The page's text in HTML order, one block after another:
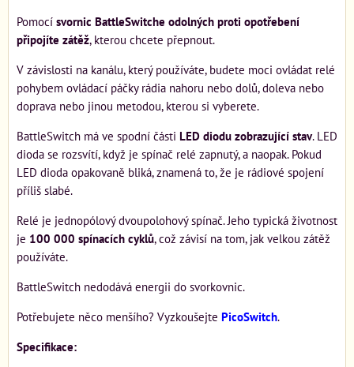
Pomocí svornic BattleSwitche odolných proti opotřebení
připojíte zátěž, kterou chcete přepnout.
V závislosti na kanálu, který používáte, budete moci ovládat relé
pohybem ovládací páčky rádia nahoru nebo dolů, doleva nebo
doprava nebo jinou metodou, kterou si vyberete.
BattleSwitch má ve spodní části LED diodu zobrazující stav. LED
dioda se rozsvítí, když je spínač relé zapnutý, a naopak. Pokud
LED dioda opakovaně bliká, znamená to, že je rádiové spojení
příliš slabé.
Relé je jednopólový dvoupolohový spínač. Jeho typická životnost
je 100 000 spínacích cyklů, což závisí na tom, jak velkou zátěž
používáte.
BattleSwitch nedodává energii do svorkovnic.
Potřebujete něco menšího? Vyzkoušejte PicoSwitch.
Specifikace: